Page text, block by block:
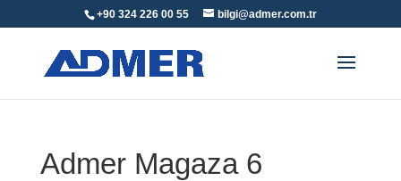
+90 324 226 00 55 bilgi@admer.com.tr
Admer Magaza 6